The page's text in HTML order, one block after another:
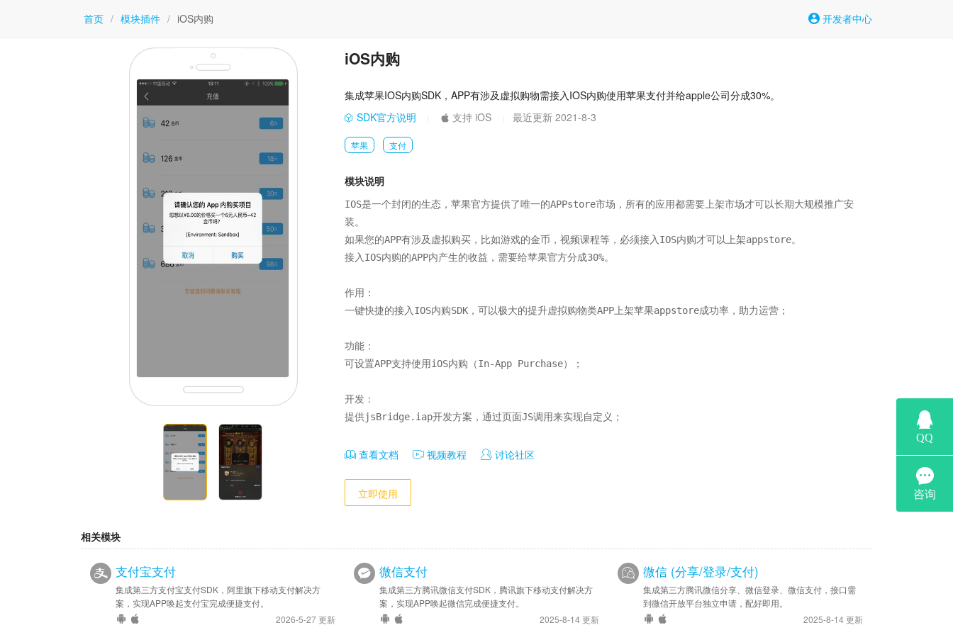
首页 / 模块插件 / iOS内购 开发者中心
iOS内购
集成苹果IOS内购SDK，APP有涉及虚拟购物需接入IOS内购使用苹果支付并给apple公司分成30%。
SDK官方说明
支持 iOS 最近更新 2021-8-3
苹果 支付
模块说明
IOS是一个封闭的生态，苹果官方提供了唯一的APPstore市场，所有的应用都需要上架市场才可以长期大规模推广安
装。
如果您的APP有涉及虚拟购买，比如游戏的金币，视频课程等，必须接入IOS内购才可以上架appstore。
接入IOS内购的APP内产生的收益，需要给苹果官方分成30%。
作用：
一键快捷的接入IOS内购SDK，可以极大的提升虚拟购物类APP上架苹果appstore成功率，助力运营；
功能：
可设置APP支持使用iOS内购（In-App Purchase）；
开发：
提供jsBridge.iap开发方案，通过页面JS调用来实现自定义；
查看文档 视频教程 讨论社区
立即使用
相关模块
支付宝支付
集成第三方支付宝支付SDK，阿里旗下移动支付解决方
案，实现APP唤起支付宝完成便捷支付。
2026-5-27 更新
微信支付
集成第三方腾讯微信支付SDK，腾讯旗下移动支付解决方
案，实现APP唤起微信完成便捷支付。
2025-8-14 更新
微信 (分享/登录/支付)
集成第三方腾讯微信分享、微信登录、微信支付，接口需
到微信开放平台独立申请，配好即用。
2025-8-14 更新